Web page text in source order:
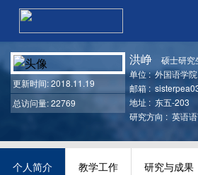
更新时间: 2018.11.19
总访问量: 22769
洪峥 硕士研究
单位 : 外国语学院
邮箱 :
地址 : 东五-203
研究方向 : 英语
个人简介 教学工作 研究与成果